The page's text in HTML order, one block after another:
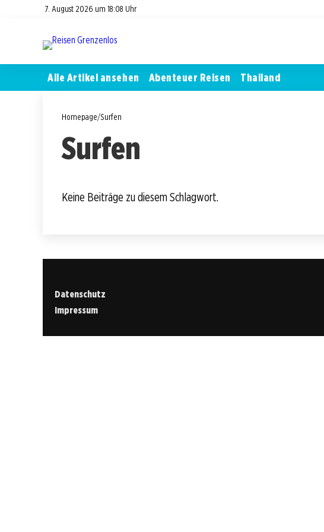
7. August 2026 um 18:08 Uhr
Alle Artikel ansehen Abenteuer Reisen Thailand
Homepage/Surfen
Surfen
Keine Beiträge zu diesem Schlagwort.
Datenschutz
Impressum